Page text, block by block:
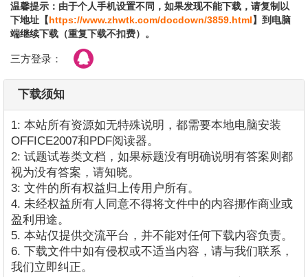
温馨提示：由于个人手机设置不同，如果发现不能下载，请复制以
下地址【https://www.zhwtk.com/docdown/3859.html】到电脑
端继续下载（重复下载不扣费）。
三方登录：
下载须知
1: 本站所有资源如无特殊说明，都需要本地电脑安装
OFFICE2007和PDF阅读器。
2: 试题试卷类文档，如果标题没有明确说明有答案则都
视为没有答案，请知晓。
3: 文件的所有权益归上传用户所有。
4. 未经权益所有人同意不得将文件中的内容挪作商业或
盈利用途。
5. 本站仅提供交流平台，并不能对任何下载内容负责。
6. 下载文件中如有侵权或不适当内容，请与我们联系，
我们立即纠正。